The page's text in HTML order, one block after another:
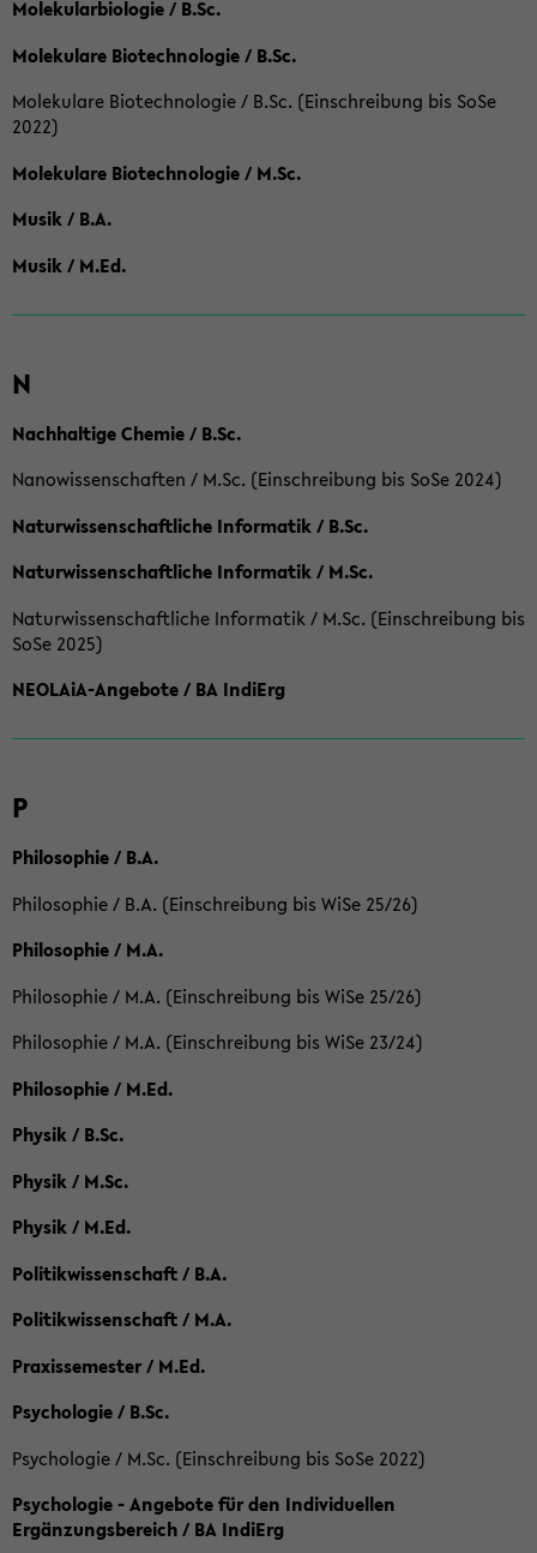
Molekularbiologie / B.Sc.
Molekulare Biotechnologie / B.Sc.
Molekulare Biotechnologie / B.Sc. (Einschreibung bis SoSe
2022)
Molekulare Biotechnologie / M.Sc.
Musik / B.A.
Musik / M.Ed.
N
Nachhaltige Chemie / B.Sc.
Nanowissenschaften / M.Sc. (Einschreibung bis SoSe 2024)
Naturwissenschaftliche Informatik / B.Sc.
Naturwissenschaftliche Informatik / M.Sc.
Naturwissenschaftliche Informatik / M.Sc. (Einschreibung bis
SoSe 2025)
NEOLAiA-Angebote / BA IndiErg
P
Philosophie / B.A.
Philosophie / B.A. (Einschreibung bis WiSe 25/26)
Philosophie / M.A.
Philosophie / M.A. (Einschreibung bis WiSe 25/26)
Philosophie / M.A. (Einschreibung bis WiSe 23/24)
Philosophie / M.Ed.
Physik / B.Sc.
Physik / M.Sc.
Physik / M.Ed.
Politikwissenschaft / B.A.
Politikwissenschaft / M.A.
Praxissemester / M.Ed.
Psychologie / B.Sc.
Psychologie / M.Sc. (Einschreibung bis SoSe 2022)
Psychologie - Angebote für den Individuellen
Ergänzungsbereich / BA IndiErg